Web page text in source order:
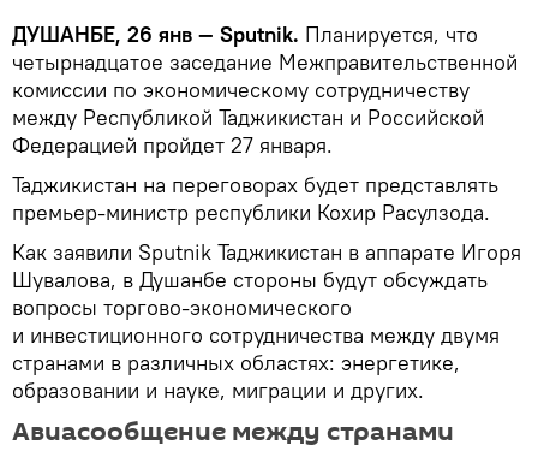
ДУШАНБЕ, 26 янв — Sputnik. Планируется, что
четырнадцатое заседание Межправительственной
комиссии по экономическому сотрудничеству
между Республикой Таджикистан и Российской
Федерацией пройдет 27 января.
Таджикистан на переговорах будет представлять
премьер-министр республики Кохир Расулзода.
Как заявили Sputnik Таджикистан в аппарате Игоря
Шувалова, в Душанбе стороны будут обсуждать
вопросы торгово-экономического
и инвестиционного сотрудничества между двумя
странами в различных областях: энергетике,
образовании и науке, миграции и других.
Авиасообщение между странами